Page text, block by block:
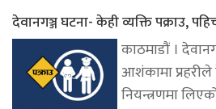
देवानगञ्ज घटना- केही व्यक्ति पक्राउ,
काठमाडौं ।
आशंकामा प्रहरीले
नियन्त्रणमा